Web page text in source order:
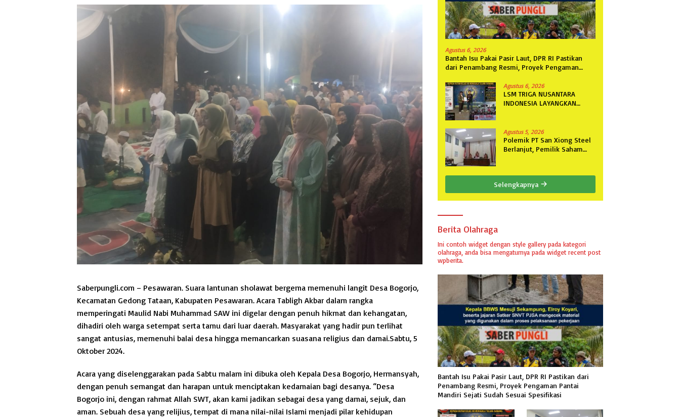
Saberpungli.com – Pesawaran. Suara lantunan sholawat bergema memenuhi langit Desa Bogorjo,
Kecamatan Gedong Tataan, Kabupaten Pesawaran. Acara Tabligh Akbar dalam rangka
memperingati Maulid Nabi Muhammad SAW ini digelar dengan penuh hikmat dan kehangatan,
dihadiri oleh warga setempat serta tamu dari luar daerah. Masyarakat yang hadir pun terlihat
sangat antusias, memenuhi balai desa hingga memancarkan suasana religius dan damai.Sabtu, 5
Oktober 2024.
Acara yang diselenggarakan pada Sabtu malam ini dibuka oleh Kepala Desa Bogorjo, Hermansyah,
dengan penuh semangat dan harapan untuk menciptakan kedamaian bagi desanya. “Desa
Bogorjo ini, dengan rahmat Allah SWT, akan kami jadikan sebagai desa yang damai, sejuk, dan
aman. Sebuah desa yang relijius, tempat di mana nilai-nilai Islami menjadi pilar kehidupan
Agustus 6, 2026
Bantah Isu Pakai Pasir Laut, DPR RI Pastikan
dari Penambang Resmi, Proyek Pengaman
Agustus 6, 2026
LSM TRIGA NUSANTARA
INDONESIA LAYANGKAN
KELAS IIB MENGGALA TERKAIT
PERMOHONAN INFORMASI
PUBLIK
Agustus 5, 2026
Polemik PT San Xiong Steel
Berlanjut, Pemilik Saham
Karang
Selengkapnya
Berita Olahraga
Ini contoh widget dengan style gallery pada kategori
olahraga, anda bisa mengaturnya pada widget recent post
wpberita.
Bantah Isu Pakai Pasir Laut, DPR RI Pastikan dari
Penambang Resmi, Proyek Pengaman Pantai
Mandiri Sejati Sudah Sesuai Spesifikasi